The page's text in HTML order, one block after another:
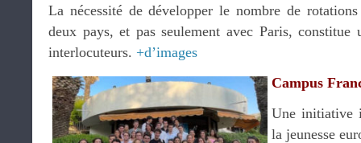
La nécessité de développer le nombre de
deux pays, et pas seulement avec Paris, constitue
interlocuteurs. +d’images
Campus
Une initiative
la jeunesse